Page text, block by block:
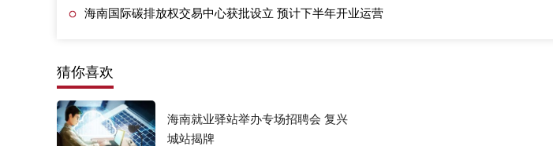
海南国际碳排放权交易中心获批设立 预计下半年开业运营
猜你喜欢
海南就业驿站举办专场招聘会 复兴
城站揭牌